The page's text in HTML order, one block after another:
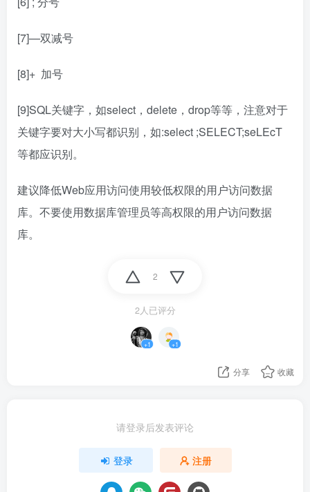
[7]—双减号
[8]+ 加号
[9]SQL关键字，如select，delete，drop等等，注意对于
关键字要对大小写都识别，如:select ;SELECT;seLEcT
等都应识别。
建议降低Web应用访问使用较低权限的用户访问数据
库。不要使用数据库管理员等高权限的用户访问数据
库。
2
2人已评分
+1 +1
分享 收藏
请登录后发表评论
登录 注册